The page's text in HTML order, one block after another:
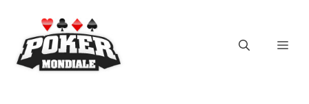
contenuto